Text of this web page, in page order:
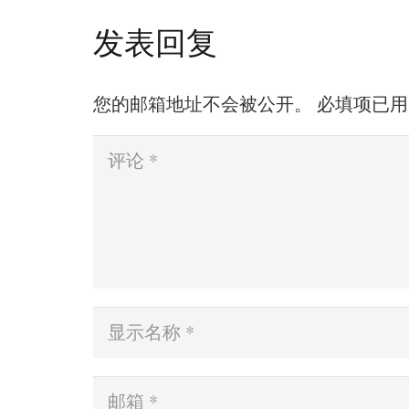
发表回复
您的邮箱地址不会被公开。 必填项已